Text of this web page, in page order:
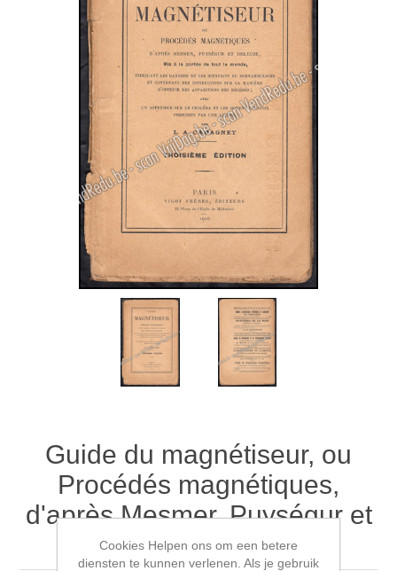
Guide du magnétiseur, ou
Procédés magnétiques,
d'après Mesmer, Puységur et
Deleuze
Cookies Helpen ons om een betere
diensten te kunnen verlenen. Als je gebruik